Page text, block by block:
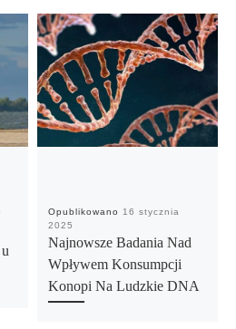
Opublikowano
16 stycznia
2025
Najnowsze Badania Nad
Wpływem Konsumpcji
Konopi Na Ludzkie DNA